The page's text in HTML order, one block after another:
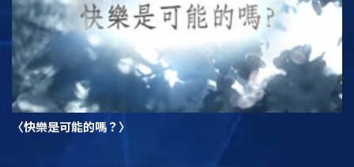
〈快樂是可能的嗎？〉